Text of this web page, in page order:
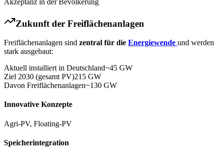
Zukunft der Freiflächenanlagen
Freiflächenanlagen sind zentral für die Energiewende und werden
stark ausgebaut:
Aktuell installiert in Deutschland~45 GW
Ziel 2030 (gesamt PV)215 GW
Davon Freiflächenanlagen~130 GW
Innovative Konzepte
Agri-PV, Floating-PV
Speicherintegration